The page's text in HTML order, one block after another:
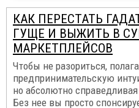
КАК ПЕРЕСТАТЬ
ГУЩЕ И ВЫЖИТЬ В
МАРКЕТПЛЕЙСОВ
Чтобы не разориться,
предпринимательскую
но абсолютно
Без нее вы просто